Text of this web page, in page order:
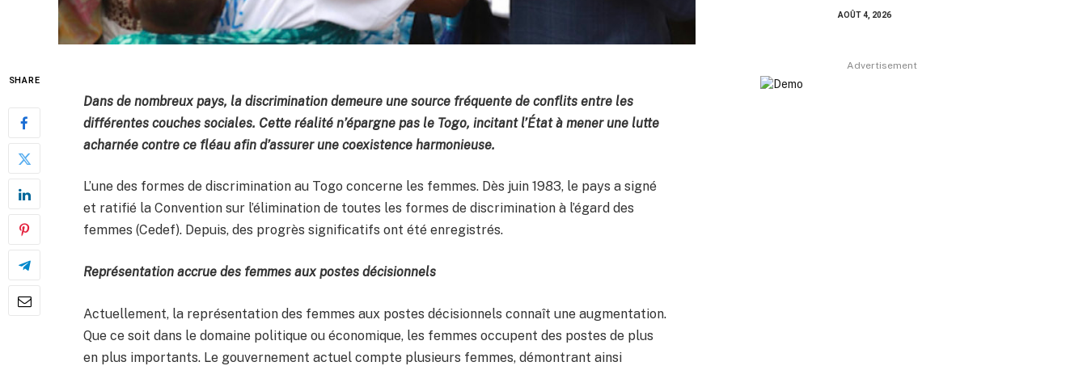
SHARE
Dans de nombreux pays, la discrimination demeure une source fréquente de conflits entre les
différentes couches sociales. Cette réalité n’épargne pas le Togo, incitant l’État à mener une lutte
acharnée contre ce fléau afin d’assurer une coexistence harmonieuse.
L’une des formes de discrimination au Togo concerne les femmes. Dès juin 1983, le pays a signé
et ratifié la Convention sur l’élimination de toutes les formes de discrimination à l’égard des
femmes (Cedef). Depuis, des progrès significatifs ont été enregistrés.
Représentation accrue des femmes aux postes décisionnels
Actuellement, la représentation des femmes aux postes décisionnels connaît une augmentation.
Que ce soit dans le domaine politique ou économique, les femmes occupent des postes de plus
en plus importants. Le gouvernement actuel compte plusieurs femmes, démontrant ainsi
AOÛT 4, 2026
Advertisement